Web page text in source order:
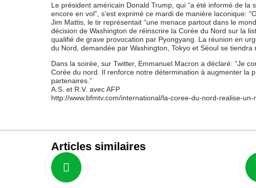
Le président américain Donald Trump, qui “a été informé de
encore en vol”, s’est exprimé ce mardi de manière laconique:
Jim Mattis, le tir représentait “une menace partout dans le
décision de Washington de réinscrire la Corée du Nord sur la
qualifié de grave provocation par Pyongyang. La réunion en
du Nord, demandée par Washington, Tokyo et Séoul se tiendra
Dans la soirée, sur Twitter, Emmanuel Macron a déclaré: “Je
Corée du nord. Il renforce notre détermination à augmenter la
partenaires.”
A.S. et R.V. avec AFP
http://www.bfmtv.com/international/la-coree-du-nord-realise-
Articles similaires